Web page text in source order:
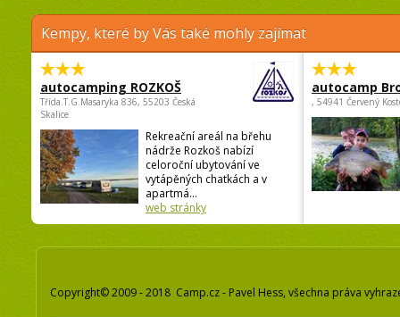
Kempy, které by Vás také mohly zajímat
autocamping ROZKOŠ
Třída.T.G.Masaryka 836, 55203 Česká
Skalice
Rekreační areál na břehu
nádrže Rozkoš nabízí
celoroční ubytování ve
vytápěných chatkách a v
apartmá...
web stránky
autocamp
, 54941 Červený
Copyright© 2009 - 2018 Camp.cz - Pavel Hess, všechna práva